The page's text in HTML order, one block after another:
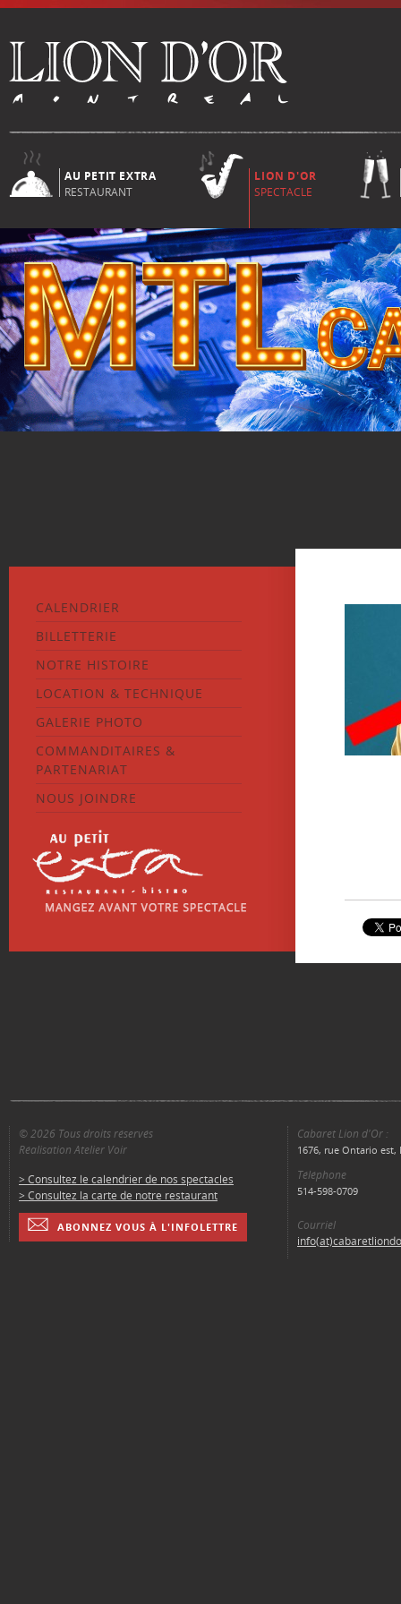
AU PETIT EXTRA
RESTAURANT
LION D'OR
SPECTACLE
CALENDRIER
BILLETTERIE
NOTRE HISTOIRE
LOCATION & TECHNIQUE
GALERIE PHOTO
COMMANDITAIRES &
PARTENARIAT
NOUS JOINDRE
© 2026 Tous droits réservés
Réalisation Atelier Voir
> Consultez le calendrier de nos spectacles
> Consultez la carte de notre restaurant
ABONNEZ VOUS À L'INFOLETTRE
Cabaret Lion d'Or :
1676, rue Ontario est,
Téléphone
514-598-0709
Courriel